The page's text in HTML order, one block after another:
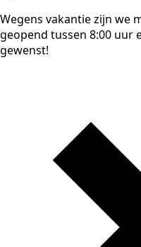
Wegens vakantie zijn we
geopend tussen 8:00 uur
gewenst!